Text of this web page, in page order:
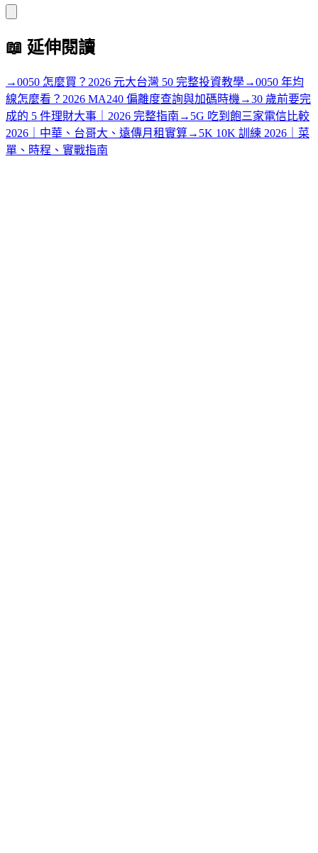
📖 延伸閱讀
→0050 怎麼買？2026 元大台灣 50 完整投資教學→0050 年均
線怎麼看？2026 MA240 偏離度查詢與加碼時機 →30 歲前要完
成的 5 件理財大事｜2026 完整指南 → 5G 吃到飽三家電信比較
2026｜中華、台哥大、遠傳月租實算→ 5K 10K 訓練 2026｜菜
單、時程、實戰指南